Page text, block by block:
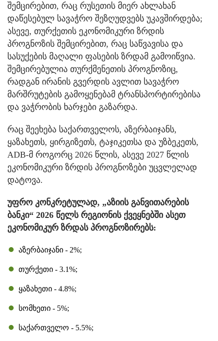
შემცირებით, რაც რუსეთის მიერ ახლახან
დაწესებულ სავაჭრო შეზღუდვებს უკავშირდება;
ასევე, თურქეთის ეკონომიკური ზრდის
პროგნოზის შემცირებით, რაც საწვავისა და
სასუქების მაღალი ფასების ზრდამ გამოიწვია.
შემცირებულია თურქმენეთის პროგნოზიც,
რადგან ირანის გვერდის ავლით სავაჭრო
მარშრუტების გამოყენებამ ტრანსპორტირებისა
და ვაჭრობის ხარჯები გაზარდა.
რაც შეეხება საქართველოს, აზერბაიჯანს,
ყაზახეთს, ყირგიზეთს, ტაჯიკეთსა და უზბეკეთს,
ADB-მ როგორც 2026 წლის, ასევე 2027 წლის
ეკონომიკური ზრდის პროგნოზები უცვლელად
დატოვა.
უფრო კონკრეტულად, „აზიის განვითარების
ბანკი“ 2026 წელს რეგიონის ქვეყნებში ასეთ
ეკონომიკურ ზრდას პროგნოზირებს:
აზერბაიჯანი - 2%;
თურქეთი - 3.1%;
ყაზახეთი - 4.8%;
სომხეთი - 5%;
საქართველო - 5.5%;